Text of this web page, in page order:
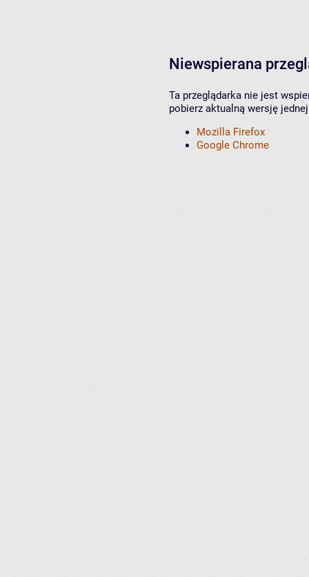
Niewspierana
Ta przeglądarka nie jest
pobierz aktualną wersję
Mozilla Firefox
Google Chrome